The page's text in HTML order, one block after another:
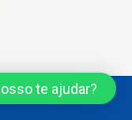
2022
te ajudar?